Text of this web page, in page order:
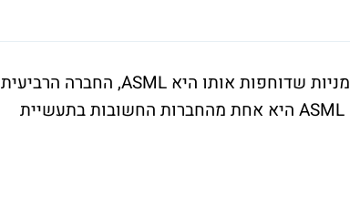
מדד הסטוקס 60 באירופה עולה היום ב-0.3%, ואחת המניות שדוחפות אותו היא ASML, החברה הרביעית
בגודלה באירופה עם שווי שוק של 281 מיליארד דולר. ASML היא אחת מהחברות החשובות בתעשיית